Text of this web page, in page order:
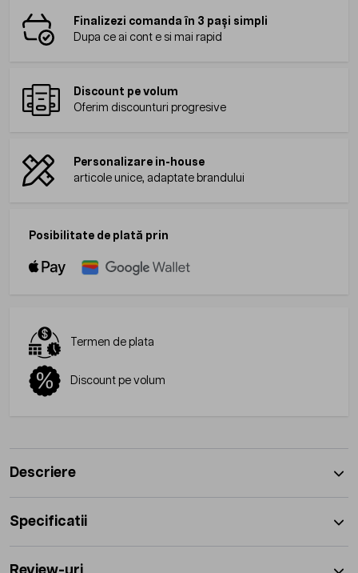
Finalizezi comanda în 3 pași simpli
Dupa ce ai cont e si mai rapid
Discount pe volum
Oferim discounturi progresive
Personalizare in-house
articole unice, adaptate brandului
Posibilitate de plată prin
Termen de plata
Discount pe volum
Descriere
Specificatii